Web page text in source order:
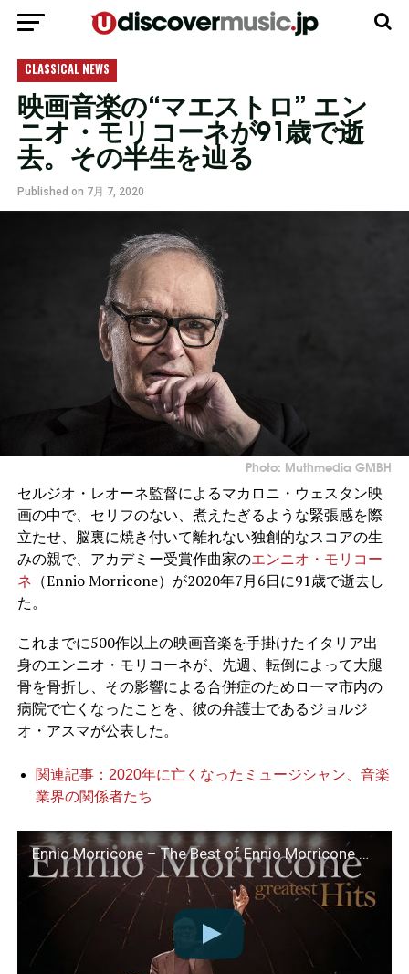
CLASSICAL NEWS
映画音楽の“マエストロ” エン
ニオ・モリコーネが91歳で逝
去。その半生を辿る
Published on 7月 7, 2020
Photo: Muthmedia GMBH
セルジオ・レオーネ監督によるマカロニ・ウェスタン映
画の中で、セリフのない、煮えたぎるような緊張感を際
立たせ、脳裏に焼き付いて離れない独創的なスコアの生
みの親で、アカデミー受賞作曲家のエンニオ・モリコー
ネ （Ennio Morricone）が2020年7月6日に91歳で逝去し
た。
これまでに500作以上の映画音楽を手掛けたイタリア出
身のエンニオ・モリコーネが、先週、転倒によって大腿
骨を骨折し、その影響による合併症のためローマ市内の
病院で亡くなったことを、彼の弁護士であるジョルジ
オ・アスマが公表した。
関連記事：2020年に亡くなったミュージシャン、音楽
業界の関係者たち
Ennio Morricone – The Best of Ennio Morricone – Greatest Hits (HD Audio)
モバイルバージョンに移動